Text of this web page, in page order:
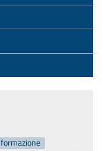
formazione